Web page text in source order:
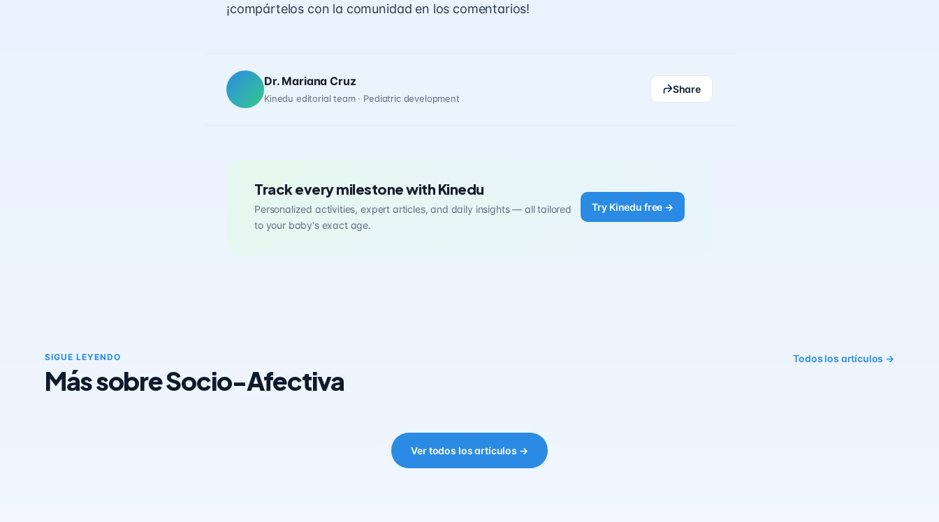
¡compártelos con la comunidad en los comentarios!
Dr. Mariana Cruz
Kinedu editorial team · Pediatric development
Share
Track every milestone with Kinedu
Personalized activities, expert articles, and daily insights — all tailored
to your baby's exact age.
Try Kinedu free →
SIGUE LEYENDO
Más sobre Socio-Afectiva
Todos los artículos →
Ver todos los artículos →